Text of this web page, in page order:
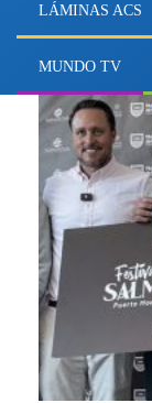
LÁMINAS ACS
MUNDO TV
Festival